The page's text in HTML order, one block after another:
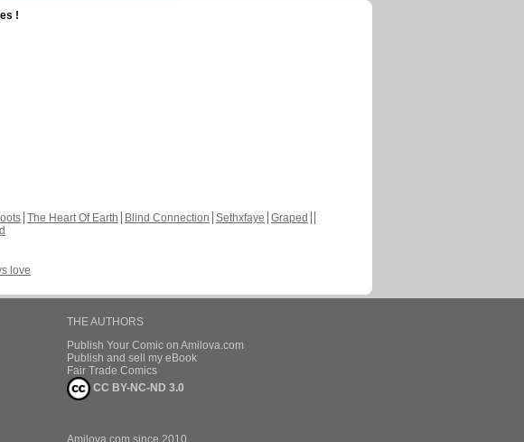
!
The Heart Of Earth Blind Connection Sethxfaye Graped
love
THE AUTHORS
Publish Your Comic on Amilova.com
Publish and sell my eBook
Fair Trade Comics
CC BY-NC-ND 3.0
Amilova.com since 2010